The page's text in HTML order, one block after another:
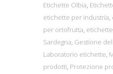
Etichette Olbia,
etichette per industria,
per ortofrutta,
Sardegna, Gestione
Laboratorio etichette,
prodotti, Protezione